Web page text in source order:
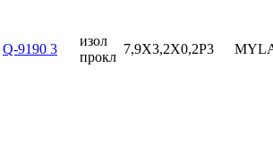
Q-9190 3
изол
прокл
7,9X3,2X0,2P3